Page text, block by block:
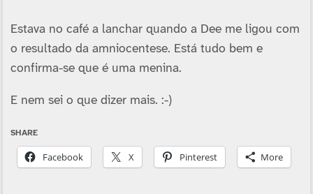
Estava no café a lanchar quando a Dee me ligou com
o resultado da amniocentese. Está tudo bem e
confirma-se que é uma menina.
E nem sei o que dizer mais. :-)
SHARE
Facebook X Pinterest More